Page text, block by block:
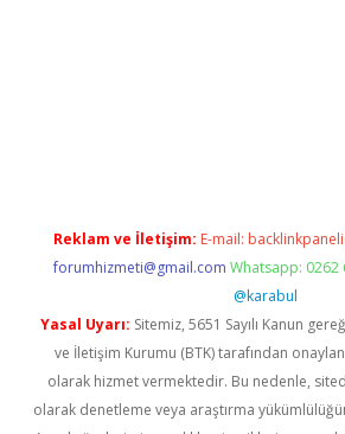
Reklam ve İletişim: E-mail:
forumhizmeti@gmail.com Whatsapp: 0262
@karabul
Yasal Uyarı: Sitemiz, 5651 Sayılı Kanun
ve İletişim Kurumu (BTK) tarafından
olarak hizmet vermektedir. Bu nedenle,
olarak denetleme veya araştırma